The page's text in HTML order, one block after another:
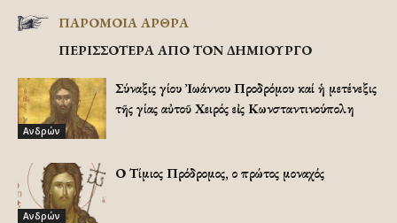
ΠΑΡΟΜΟΙΑ ΑΡΘΡΑ
ΠΕΡΙΣΣΟΤΕΡΑ ΑΠΟ ΤΟΝ ΔΗΜΙΟΥΡΓΟ
Ανδρών
Σύναξις Ἁγίου Ἰωάννου Προδρόμου καί ἡ μετένεξις
τῆς Ἁγίας αὐτοῦ Χειρός εἰς Κωνσταντινούπολη
Ανδρών
Ο Τίμιος Πρόδρομος, ο πρώτος μοναχός